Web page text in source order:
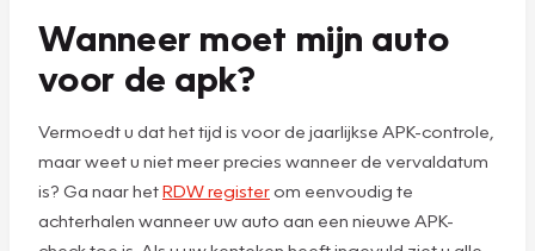
Wanneer moet mijn auto
voor de apk?
Vermoedt u dat het tijd is voor de jaarlijkse APK-controle,
maar weet u niet meer precies wanneer de vervaldatum
is? Ga naar hetRDW registerom eenvoudig te
achterhalen wanneer uw auto aan een nieuwe APK-